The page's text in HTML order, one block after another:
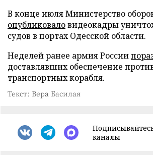
В конце июля Министерство
опубликоваловидеокадры
судов в портах Одесской области.
Неделей ранее армия России
доставлявших обеспечение
транспортных корабля.
Текст: Вера Басилая
каналы